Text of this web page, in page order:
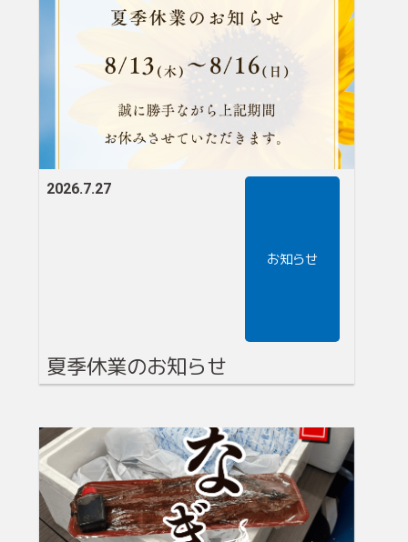
2026.7.27
お知らせ
夏季休業のお知らせ